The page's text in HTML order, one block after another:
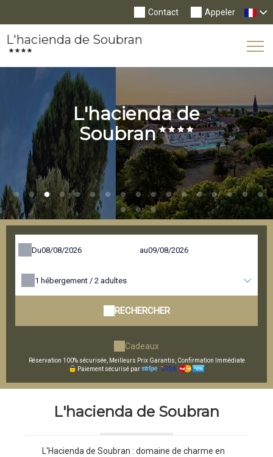
Appeler
Contact
L'hacienda de Soubran
L'hacienda de
Soubran
Du au
1 hébergement / 2 adultes
RECHERCHER
Cadeaux
Réservation 100% sécurisée, Meilleurs Prix Garantis, Confirmation Immédiate
Paiement sécurisé par
L'hacienda de Soubran
L'Hacienda de Soubran : domaine de charme en